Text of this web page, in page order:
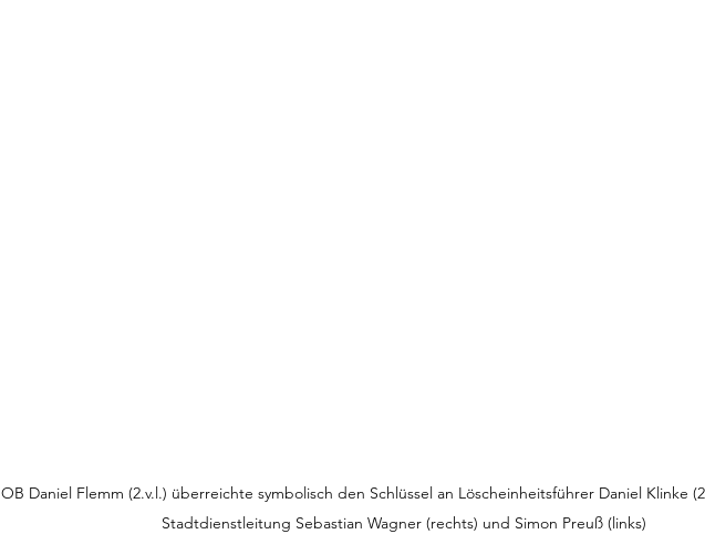
OB Daniel Flemm (2.v.l.) überreichte symbolisch den Schlüssel an Löscheinheitsführer Daniel Klinke
Stadtdienstleitung Sebastian Wagner (rechts) und Simon Preuß (links)